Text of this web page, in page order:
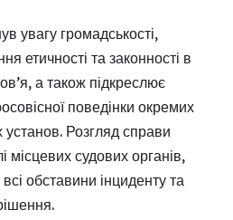
увагу громадськості,
етичності та законності в
а також підкреслює
поведінки окремих
установ. Розгляд справи
місцевих судових органів,
обставини інциденту та